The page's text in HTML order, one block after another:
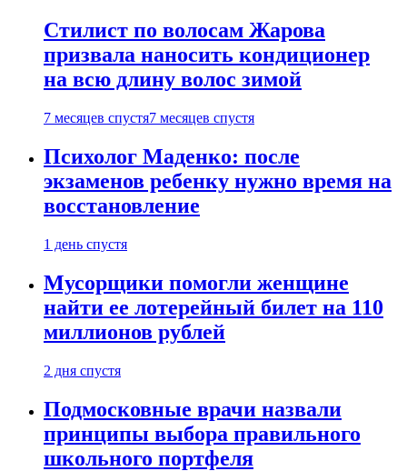
Стилист по волосам Жарова
призвала наносить кондиционер
на всю длину волос зимой
7 месяцев спустя7 месяцев спустя
Психолог Маденко: после
экзаменов ребенку нужно время на
восстановление
1 день спустя
Мусорщики помогли женщине
найти ее лотерейный билет на 110
миллионов рублей
2 дня спустя
Подмосковные врачи назвали
принципы выбора правильного
школьного портфеля